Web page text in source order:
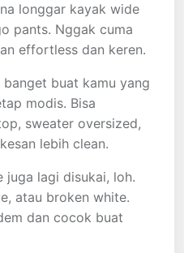
longgar kayak wide
pants. Nggak cuma
effortless dan keren.
buat kamu yang
modis. Bisa
sweater oversized,
lebih clean.
juga lagi disukai, loh.
atau broken white.
dan cocok buat